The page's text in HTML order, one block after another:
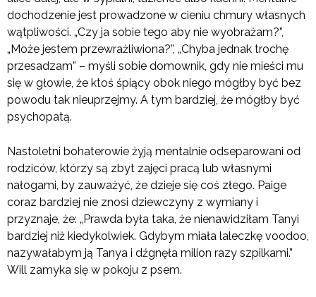
dochodzenie jest prowadzone w cieniu chmury własnych
wątpliwości. „Czy ja sobie tego aby nie wyobrażam?”,
„Może jestem przewrażliwiona?”, „Chyba jednak trochę
przesadzam” – myśli sobie domownik, gdy nie mieści mu
się w głowie, że ktoś śpiący obok niego mógłby być bez
powodu tak nieuprzejmy. A tym bardziej, że mógłby być
psychopatą.
Nastoletni bohaterowie żyją mentalnie odseparowani od
rodziców, którzy są zbyt zajęci pracą lub własnymi
nałogami, by zauważyć, że dzieje się coś złego. Paige
coraz bardziej nie znosi dziewczyny z wymiany i
przyznaje, że: „Prawda była taka, że nienawidziłam Tanyi
bardziej niż kiedykolwiek. Gdybym miała laleczkę voodoo,
nazywałabym ją Tanya i dźgnęła milion razy szpilkami.”
Will zamyka się w pokoju z psem.